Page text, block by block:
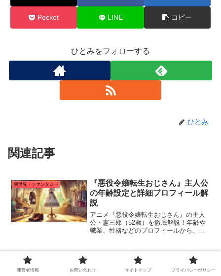
Pocket LINE コピー
ひとみをフォローする
ひとみ
関連記事
異世界・ファンタジー
『悪役令嬢転生おじさん』主人公
の年齢設定と詳細プロフィール解
説
アニメ『悪役令嬢転生おじさん』の主人
公・憲三郎（52歳）を徹底解説！年齢や
職業、性格などのプロフィールから、彼
郎さんがもっと好きになる！
異世界・ファンタジー
「永久のユウグレ（とわのゆうぐ
れ）」声優が語る、“あえて台本
運営者情報 お問い合わせ サイトマップ プライバシーポリシー